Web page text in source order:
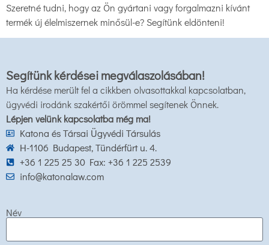
Szeretné tudni, hogy az Ön gyártani vagy forgalmazni kívánt
termék új élelmiszernek minősül-e? Segítünk eldönteni!
Segítünk kérdései megválaszolásában!
Ha kérdése merült fel a cikkben olvasottakkal kapcsolatban,
ügyvédi irodánk szakértői örömmel segítenek Önnek.
Lépjen velünk kapcsolatba még ma!
Katona és Társai Ügyvédi Társulás
H-1106 Budapest, Tündérfürt u. 4.
+36 1 225 25 30 Fax: +36 1 225 2539
info@katonalaw.com
Név